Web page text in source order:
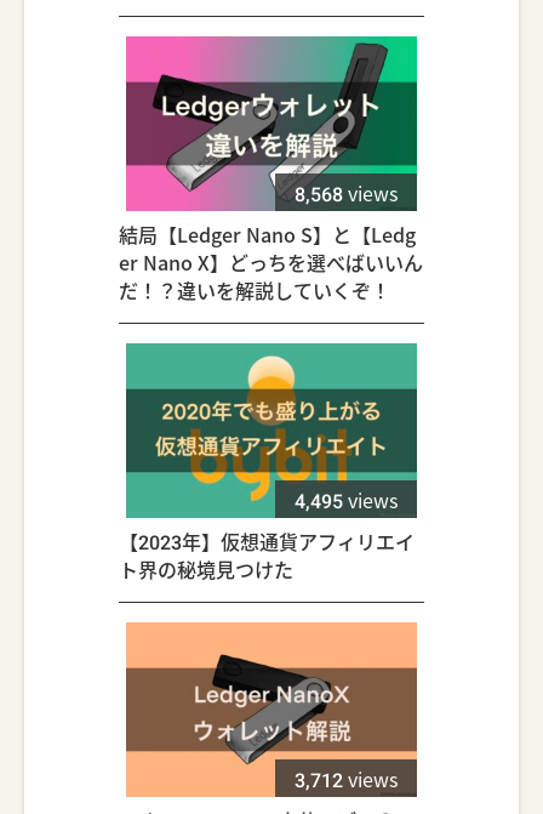
8,568views
結局【Ledger Nano S】と【Ledg
er Nano X】どっちを選べばいいん
だ！？違いを解説していくぞ！
4,495views
【2023年】仮想通貨アフィリエイ
ト界の秘境見つけた
3,712views